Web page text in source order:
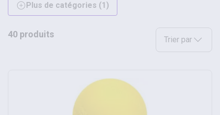
Plus de catégories (1 )
40 produits
Trier par